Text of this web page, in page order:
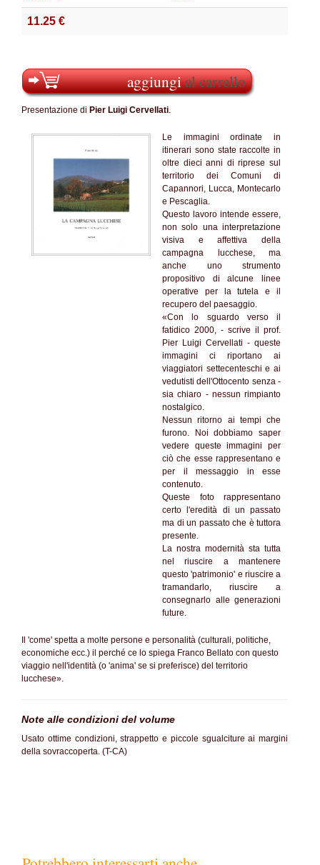
11.25 €
aggiungial carrello
Presentazione di Pier Luigi Cervellati.
Le immagini ordinate in
itinerari sono state raccolte in
oltre dieci anni di riprese sul
territorio dei Comuni di
Capannori, Lucca, Montecarlo
e Pescaglia.
Questo lavoro intende essere,
non solo una interpretazione
visiva e affettiva della
campagna lucchese, ma
anche uno strumento
propositivo di alcune linee
operative per la tutela e il
recupero del paesaggio.
«Con lo sguardo verso il
fatidico 2000, - scrive il prof.
Pier Luigi Cervellati - queste
immagini ci riportano ai
viaggiatori settecenteschi e ai
vedutisti dell'Ottocento senza -
sia chiaro - nessun rimpianto
nostalgico.
Nessun ritorno ai tempi che
furono. Noi dobbiamo saper
vedere queste immagini per
ciò che esse rappresentano e
per il messaggio in esse
contenuto.
Queste foto rappresentano
certo l'eredità di un passato
ma di un passato che è tuttora
presente.
La nostra modernità sta tutta
nel riuscire a mantenere
questo 'patrimonio' e riuscire a
tramandarlo, riuscire a
consegnarlo alle generazioni
future.
Il 'come' spetta a molte persone e personalità (culturali, politiche,
economiche ecc.) il perché ce lo spiega Franco Bellato con questo
viaggio nell'identità (o 'anima' se si preferisce) del territorio
lucchese».
Note alle condizioni del volume
Usato ottime condizioni, strappetto e piccole sgualciture ai margini
della sovraccoperta. (T-CA)